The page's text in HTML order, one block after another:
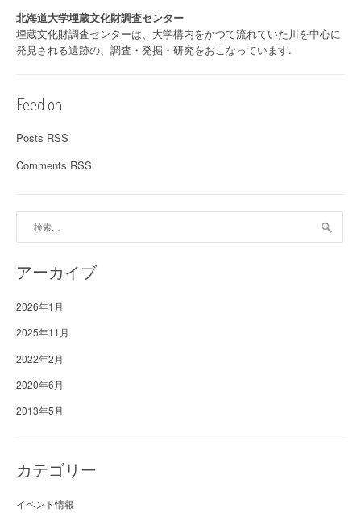
北海道大学埋蔵文化財調査センター
埋蔵文化財調査センターは、大学構内をかつて流れていた川を中心に
発見される遺跡の、調査・発掘・研究をおこなっています.
Feed on
Posts RSS
Comments RSS
アーカイブ
2026年1月
2025年11月
2022年2月
2020年6月
2013年5月
カテゴリー
イベント情報